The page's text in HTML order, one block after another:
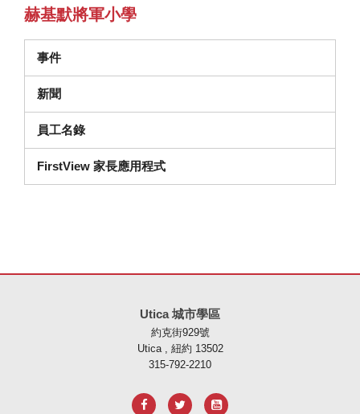
赫基默將軍小學
事件
新聞
員工名錄
FirstView 家長應用程式
Utica 城市學區
約克街929號
Utica , 紐約 13502
315-792-2210